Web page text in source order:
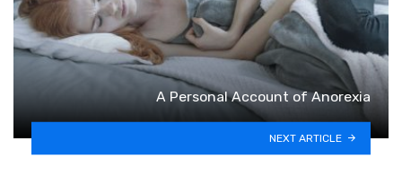
A Personal Account of Anorexia
NEXT ARTICLE